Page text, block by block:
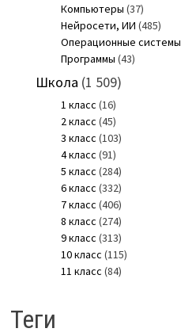
Компьютеры (37)
Нейросети, ИИ (485)
Операционные системы
Программы (43)
Школа (1 509)
1 класс (16)
2 класс (45)
3 класс (103)
4 класс (91)
5 класс (284)
6 класс (332)
7 класс (406)
8 класс (274)
9 класс (313)
10 класс (115)
11 класс (84)
Теги